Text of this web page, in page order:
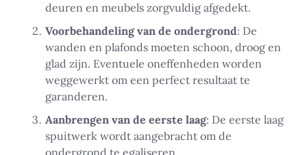
deuren en meubels zorgvuldig afgedekt.
Voorbehandeling van de ondergrond: De
wanden en plafonds moeten schoon, droog en
glad zijn. Eventuele oneffenheden worden
weggewerkt om een perfect resultaat te
garanderen.
Aanbrengen van de eerste laag: De eerste laag
spuitwerk wordt aangebracht om de